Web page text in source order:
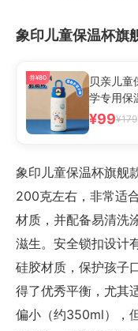
象印儿童保温杯旗
券¥80
贝亲儿童
学专用保
¥99¥179
象印儿童保温杯旗舰
200克左右，非常适
材质，并配备易清洗
滋生。安全锁扣设计
硅胶材质，保护孩子
得了优秀平衡，尤其
偏小（约350ml），